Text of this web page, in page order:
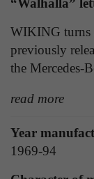
“Walhalla”
WIKING turns
previously
the Mercedes-
read more
Year
1969-94
Anbieter
Laufzeit
Zweck
Name